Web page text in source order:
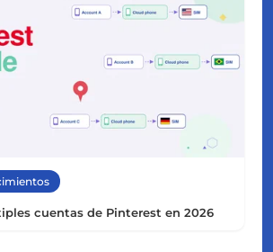
cuentas de Pinterest en 2026